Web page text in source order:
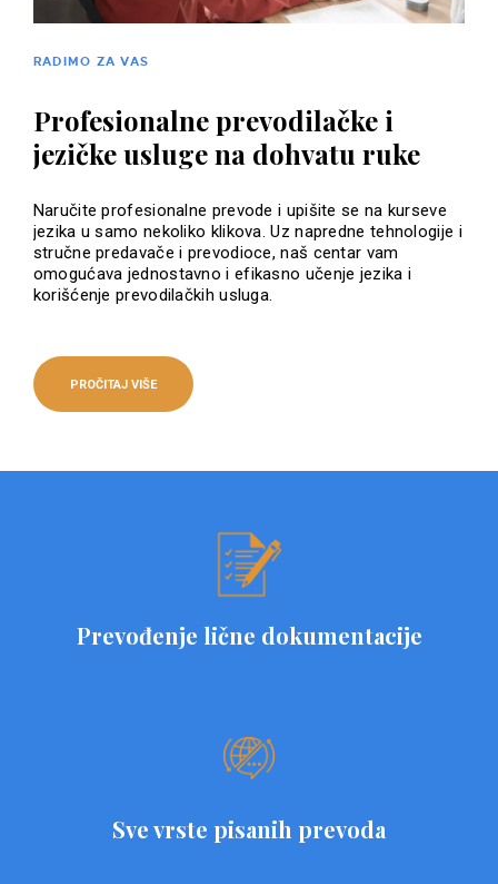
RADIMO ZA VAS
Profesionalne prevodilačke i
jezičke usluge na dohvatu ruke
Naručite profesionalne prevode i upišite se na kurseve
jezika u samo nekoliko klikova. Uz napredne tehnologije i
stručne predavače i prevodioce, naš centar vam
omogućava jednostavno i efikasno učenje jezika i
korišćenje prevodilačkih usluga.
PROČITAJ VIŠE
Prevođenje lične dokumentacije
Sve vrste pisanih prevoda